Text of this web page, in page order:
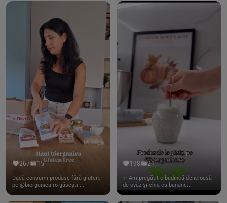
267 15
Dacă consumi produse fără gluten,
pe @biorganica.ro găsești ...
198 21
✨ Am pregătit o budincă delicioasă
de ovăz și chia cu banane...